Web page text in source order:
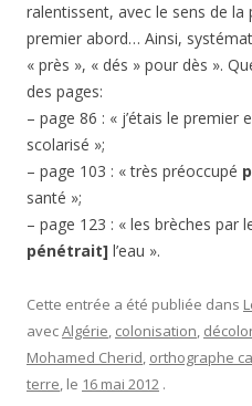
ralentissent, avec le sens de la
premier abord… Ainsi,
« près », « dés » pour dès ».
des pages:
– page 86 : « j’étais le premier
scolarisé »;
– page 103 : « très préoccupé
santé »;
– page 123 : « les brèches par
pénétrait] l’eau ».
Cette entrée a été publiée dans
avecAlgérie, colonisation,
Mohamed Cherid, orthographe
terre, le 16 mai 2012 .